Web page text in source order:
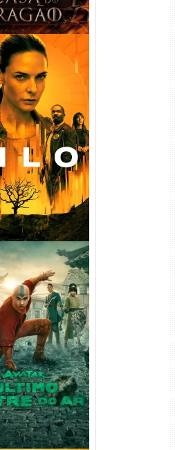
Torrent
WEB-DL
4K Dual Áudio
Último Mestre do
Torrent
DL 1080p Dual
Áudio